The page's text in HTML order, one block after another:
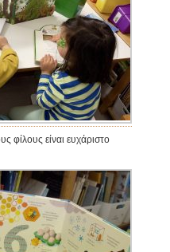
φίλους είναι ευχάριστο